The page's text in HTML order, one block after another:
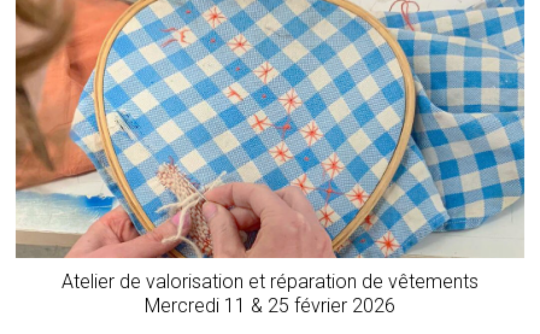
Atelier de valorisation et réparation de vêtements
Mercredi 11 & 25 février 2026